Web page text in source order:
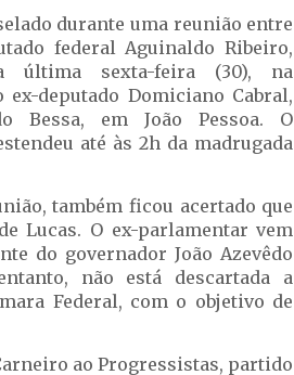
durante uma reunião entre
federal Aguinaldo Ribeiro,
última sexta-feira (30), na
ex-deputado Domiciano Cabral,
Bessa, em João Pessoa. O
até às 2h da madrugada
também ficou acertado que
Lucas. O ex-parlamentar vem
do governador João Azevêdo
não está descartada a
Federal, com o objetivo de
ao Progressistas, partido